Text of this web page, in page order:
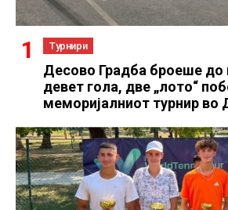
Турнири
Десово Градба броеше до
девет гола, две „лото“
меморијалниот турнир во